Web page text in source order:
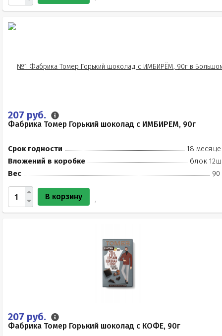
207 руб.
Фабрика Томер Горький шоколад с ИМБИРЁМ, 90г
Срок годности
18
Вложений в коробке
блок
Вес
90
В корзину
207 руб.
Фабрика Томер Горький шоколад с КОФЕ, 90г